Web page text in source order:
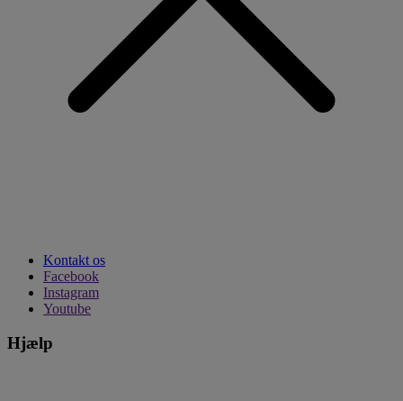
Kontakt os
Facebook
Instagram
Youtube
Hjælp